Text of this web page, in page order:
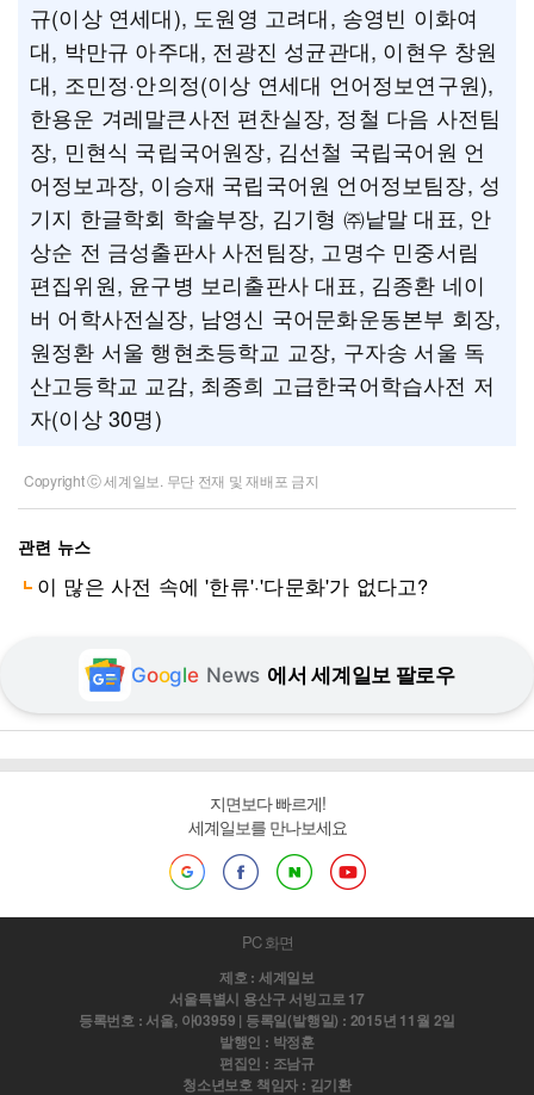
규(이상 연세대), 도원영 고려대, 송영빈 이화여
대, 박만규 아주대, 전광진 성균관대, 이현우 창원
대, 조민정·안의정(이상 연세대 언어정보연구원),
한용운 겨레말큰사전 편찬실장, 정철 다음 사전팀
장, 민현식 국립국어원장, 김선철 국립국어원 언
어정보과장, 이승재 국립국어원 언어정보팀장, 성
기지 한글학회 학술부장, 김기형 ㈜낱말 대표, 안
상순 전 금성출판사 사전팀장, 고명수 민중서림
편집위원, 윤구병 보리출판사 대표, 김종환 네이
버 어학사전실장, 남영신 국어문화운동본부 회장,
원정환 서울 행현초등학교 교장, 구자송 서울 독
산고등학교 교감, 최종희 고급한국어학습사전 저
자(이상 30명)
Copyright ⓒ 세계일보. 무단 전재 및 재배포 금지
관련 뉴스
이 많은 사전 속에 '한류'·'다문화'가 없다고?
Google News 에서 세계일보 팔로우
지면보다 빠르게!
세계일보를 만나보세요
PC 화면
제호 : 세계일보
서울특별시 용산구 서빙고로 17
등록번호 : 서울, 아03959 | 등록일(발행일) : 2015년 11월 2일
발행인 : 박정훈
편집인 : 조남규
청소년보호 책임자 : 김기환